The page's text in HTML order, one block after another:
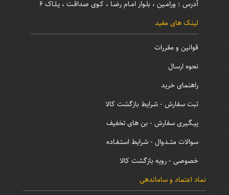
آدرس : ورامـین ، بلـوار امـام رضـا ، کـوی صداقـت ، پـلـاک 6
لینک های مفید
قوانین و مقررات
نحوه ارسال
راهنمای خرید
ثبت سفارش - شرایط بازگشت کالا
پیـگـیری سفارش - بن های تخفیف
سوالات متــدوال - شرایط استـفـاده
خصوصی - رویه بازگشت کالا
نماد اعتماد و ساماندهی